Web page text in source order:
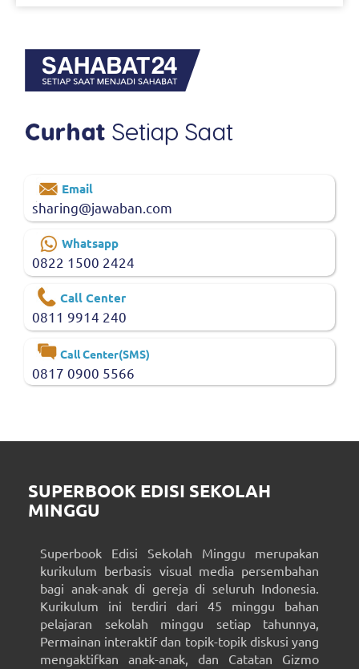
Email
sharing@jawaban.com
Whatsapp
0822 1500 2424
Call Center
0811 9914 240
Call Center(SMS)
0817 0900 5566
SUPERBOOK EDISI SEKOLAH
MINGGU
Superbook Edisi Sekolah Minggu merupakan
kurikulum berbasis visual media persembahan
bagi anak-anak di gereja di seluruh Indonesia.
Kurikulum ini terdiri dari 45 minggu bahan
pelajaran sekolah minggu setiap tahunnya,
Permainan interaktif dan topik-topik diskusi yang
mengaktifkan anak-anak, dan Catatan Gizmo